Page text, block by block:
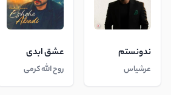
ندونستم
عرشیاس
عشق ابدی
روح الله کرمی